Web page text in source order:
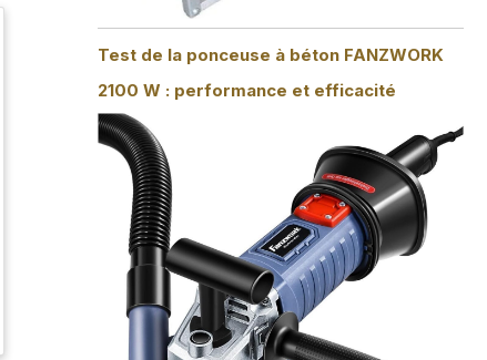
Test de la ponceuse à béton FANZWORK
2100 W : performance et efficacité